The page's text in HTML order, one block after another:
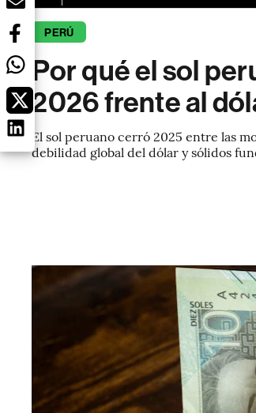
PERÚ
Por qué el sol
2026 frente al
El sol peruano cerró 2025 entre las
debilidad global del dólar y sólidos